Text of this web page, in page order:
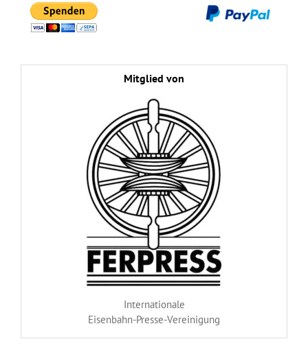
Mitglied von
Internationale
Eisenbahn-Presse-Vereinigung